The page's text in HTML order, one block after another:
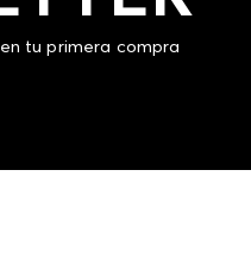
tu primera compra